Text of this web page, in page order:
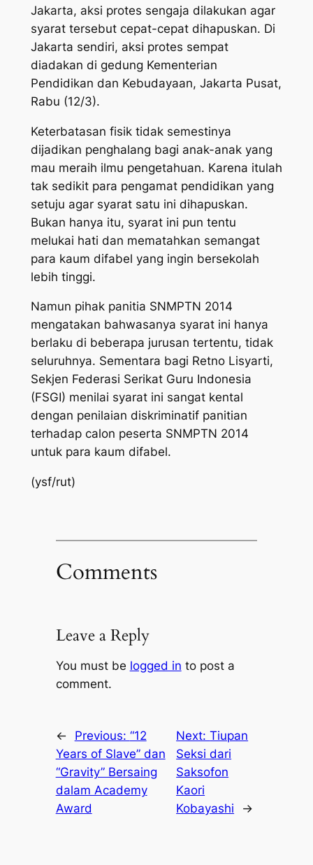
Jakarta, aksi protes sengaja dilakukan agar
syarat tersebut cepat-cepat dihapuskan. Di
Jakarta sendiri, aksi protes sempat
diadakan di gedung Kementerian
Pendidikan dan Kebudayaan, Jakarta Pusat,
Rabu (12/3).
Keterbatasan fisik tidak semestinya
dijadikan penghalang bagi anak-anak yang
mau meraih ilmu pengetahuan. Karena itulah
tak sedikit para pengamat pendidikan yang
setuju agar syarat satu ini dihapuskan.
Bukan hanya itu, syarat ini pun tentu
melukai hati dan mematahkan semangat
para kaum difabel yang ingin bersekolah
lebih tinggi.
Namun pihak panitia SNMPTN 2014
mengatakan bahwasanya syarat ini hanya
berlaku di beberapa jurusan tertentu, tidak
seluruhnya. Sementara bagi Retno Lisyarti,
Sekjen Federasi Serikat Guru Indonesia
(FSGI) menilai syarat ini sangat kental
dengan penilaian diskriminatif panitian
terhadap calon peserta SNMPTN 2014
untuk para kaum difabel.
(ysf/rut)
Comments
Leave a Reply
You must be logged in to post a
comment.
← Previous: “12
Years of Slave” dan
“Gravity” Bersaing
dalam Academy
Award
Next:Tiupan
Seksi dari
Saksofon
Kaori
Kobayashi
→